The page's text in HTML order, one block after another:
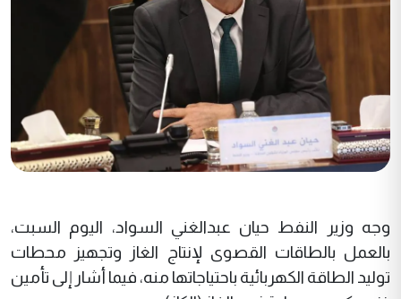
وجه وزير النفط حيان عبدالغني السواد، اليوم السبت،
بالعمل بالطاقات القصوى لإنتاج الغاز وتجهيز محطات
توليد الطاقة الكهربائية باحتياجاتها منه، فيما أشار إلى تأمين